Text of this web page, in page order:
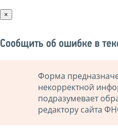
×
Сообщить об ошибке в
Форма
некорректной
подразумевает
редактору сайта